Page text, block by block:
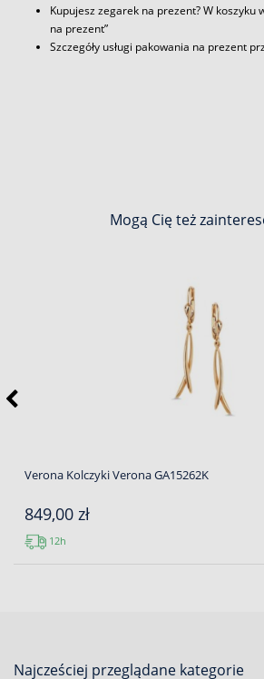
Kupujesz zegarek na prezent? W koszyku
na prezent”
Szczegóły usługi pakowania na prezent
Mogą Cię też
Verona Kolczyki Verona GA15262K
849,00 zł
12h
Najcześciej przeglądane kategorie